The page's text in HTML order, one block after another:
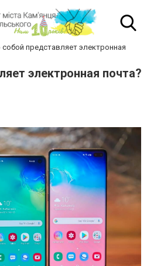
представляет электронная
электронная почта?